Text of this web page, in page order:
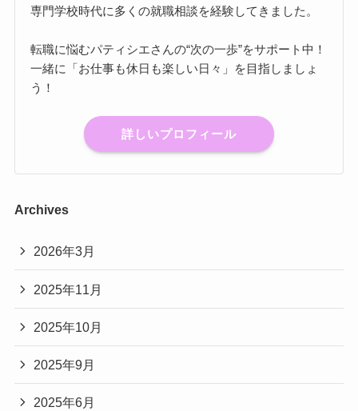
専門学校時代に多くの就職相談を経験してきました。
転職に悩むパティシエさんの“次の一歩”をサポート中！
一緒に「お仕事も休日も楽しい日々」を目指しましょ
う！
詳しいプロフィール
Archives
2026年3月
2025年11月
2025年10月
2025年9月
2025年6月